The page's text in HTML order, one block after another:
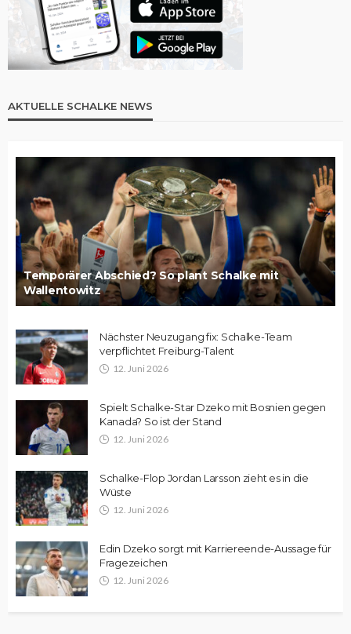
AKTUELLE SCHALKE NEWS
Temporärer Abschied? So plant Schalke mit
Wallentowitz
Nächster Neuzugang fix: Schalke-Team
verpflichtet Freiburg-Talent
12. Juni 2026
Spielt Schalke-Star Dzeko mit Bosnien gegen
Kanada? So ist der Stand
12. Juni 2026
Schalke-Flop Jordan Larsson zieht es in die
Wüste
12. Juni 2026
Edin Dzeko sorgt mit Karriereende-Aussage für
Fragezeichen
12. Juni 2026